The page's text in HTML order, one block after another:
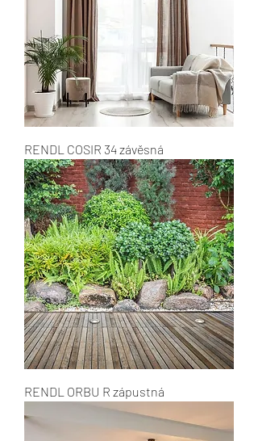
RENDL COSIR 34 závěsná
RENDL ORBU R zápustná